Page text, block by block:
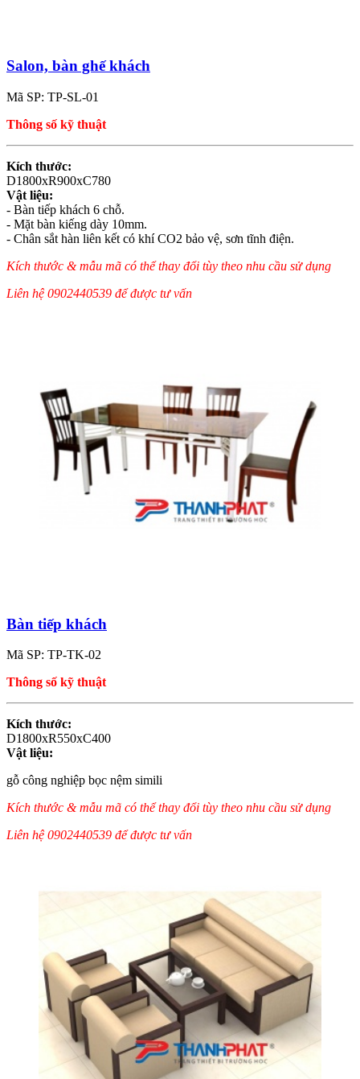
Salon, bàn ghế khách
Mã SP: TP-SL-01
Thông số kỹ thuật
Kích thước:
D1800xR900xC780
Vật liệu:
- Bàn tiếp khách 6 chỗ.
- Mặt bàn kiếng dày 10mm.
- Chân sắt hàn liên kết có khí CO2 bảo vệ, sơn tĩnh điện.
Kích thước & mẫu mã có thể thay đổi tùy theo nhu cầu sử dụng
Liên hệ 0902440539 để được tư vấn
Bàn tiếp khách
Mã SP: TP-TK-02
Thông số kỹ thuật
Kích thước:
D1800xR550xC400
Vật liệu:
gỗ công nghiệp bọc nệm simili
Kích thước & mẫu mã có thể thay đổi tùy theo nhu cầu sử dụng
Liên hệ 0902440539 để được tư vấn